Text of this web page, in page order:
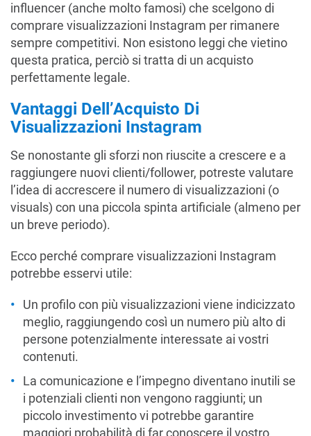
influencer (anche molto famosi) che scelgono di
comprare visualizzazioni Instagram per rimanere
sempre competitivi. Non esistono leggi che vietino
questa pratica, perciò si tratta di un acquisto
perfettamente legale.
Vantaggi Dell’Acquisto Di
Visualizzazioni Instagram
Se nonostante gli sforzi non riuscite a crescere e a
raggiungere nuovi clienti/follower, potreste valutare
l’idea di accrescere il numero di visualizzazioni (o
visuals) con una piccola spinta artificiale (almeno per
un breve periodo).
Ecco perché comprare visualizzazioni Instagram
potrebbe esservi utile:
Un profilo con più visualizzazioni viene indicizzato
meglio, raggiungendo così un numero più alto di
persone potenzialmente interessate ai vostri
contenuti.
La comunicazione e l’impegno diventano inutili se
i potenziali clienti non vengono raggiunti; un
piccolo investimento vi potrebbe garantire
maggiori probabilità di far conoscere il vostro